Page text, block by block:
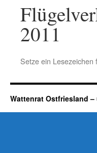
2011
Setze ein Lesezeichen
Wattenrat Ostfriesland